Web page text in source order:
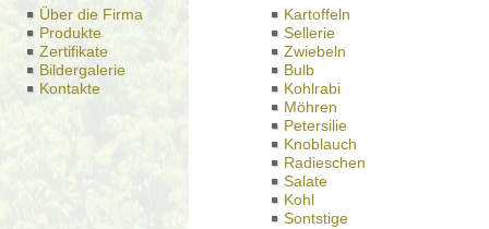
Über die Firma
Produkte
Zertifikate
Bildergalerie
Kontakte
Kartoffeln
Sellerie
Zwiebeln
Bulb
Kohlrabi
Möhren
Petersilie
Knoblauch
Radieschen
Salate
Kohl
Sontstige